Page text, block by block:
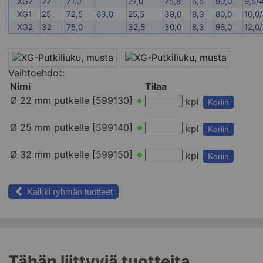
XG1
25 72,5 63,0 25,5 38,0 8,3 80,0
XG2
32 75,0 32,5 30,0 8,3 96,0
Vaihtoehdot:
Nimi
Tilaa
Ø 22 mm putkelle [599130]
kpl Koriin
Ø 25 mm putkelle [599140] kpl Koriin
Ø 32 mm putkelle [599150] kpl Koriin
Kaikki ryhmän tuotteet